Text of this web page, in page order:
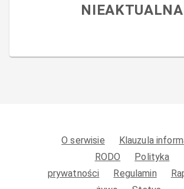
NIEAKTUALNA
O serwisie
Klauzula
RODO
Polityka
prywatności
Regulamin